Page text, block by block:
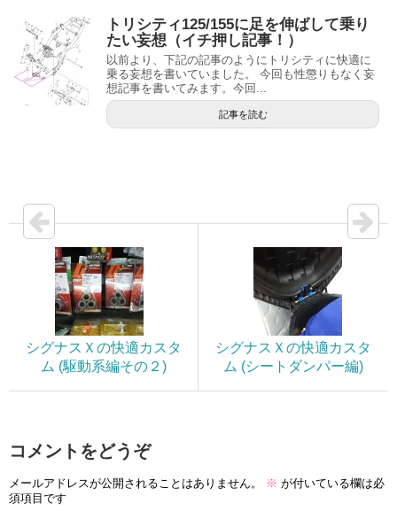
トリシティ125/155に足を伸ばして乗り
たい妄想（イチ押し記事！）
以前より、下記の記事のようにトリシティに快適に
乗る妄想を書いていました。 今回も性懲りもなく妄
想記事を書いてみます。今回...
記事を読む
シグナスＸの快適カスタ
ム (駆動系編その２)
シグナスＸの快適カスタ
ム (シートダンパー編)
コメントをどうぞ
メールアドレスが公開されることはありません。 ※ が付いている欄は必
須項目です